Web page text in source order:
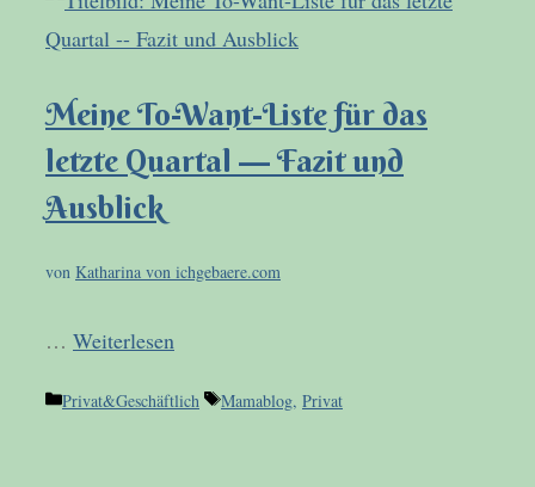
Meine To-Want-Liste für das
letzte Quartal — Fazit und
Ausblick
von Katharina von ichgebaere.com
… Weiterlesen
Kategorien
Privat&Geschäftlich Schlagwörter
Mamablog, Privat